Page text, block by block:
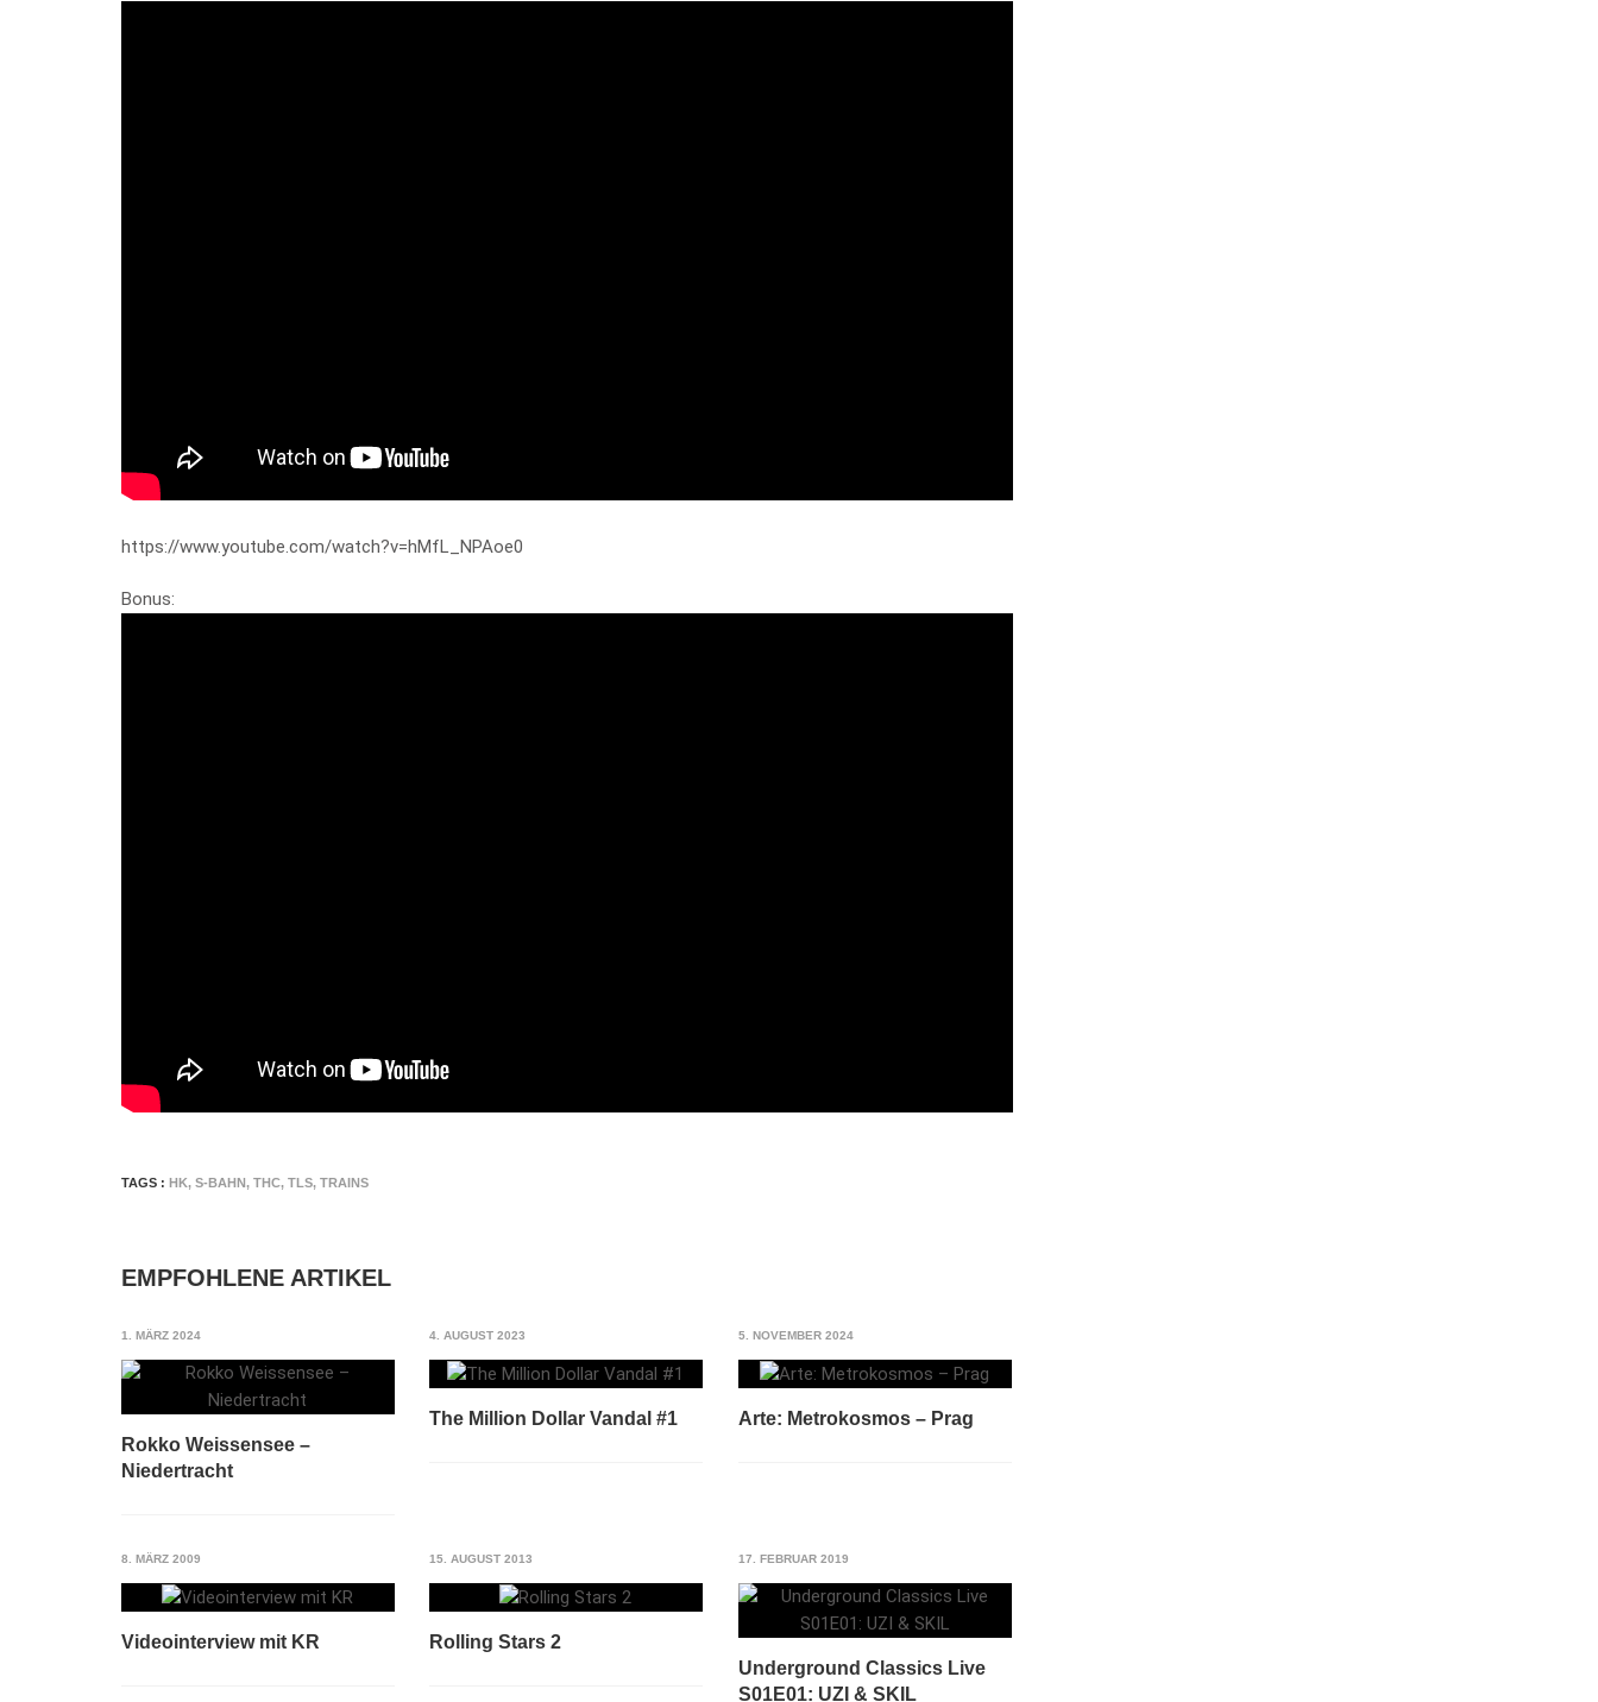
https://www.youtube.com/watch?v=hMfL_NPAoe0
Bonus:
TAGS : HK, S-BAHN, THC, TLS, TRAINS
EMPFOHLENE ARTIKEL
1. MÄRZ 2024
Rokko Weissensee –
Niedertracht
4. AUGUST 2023
The Million Dollar Vandal #1
5. NOVEMBER 2024
Arte: Metrokosmos – Prag
8. MÄRZ 2009
Videointerview mit KR
15. AUGUST 2013
Rolling Stars 2
17. FEBRUAR 2019
Underground Classics Live
S01E01: UZI & SKIL